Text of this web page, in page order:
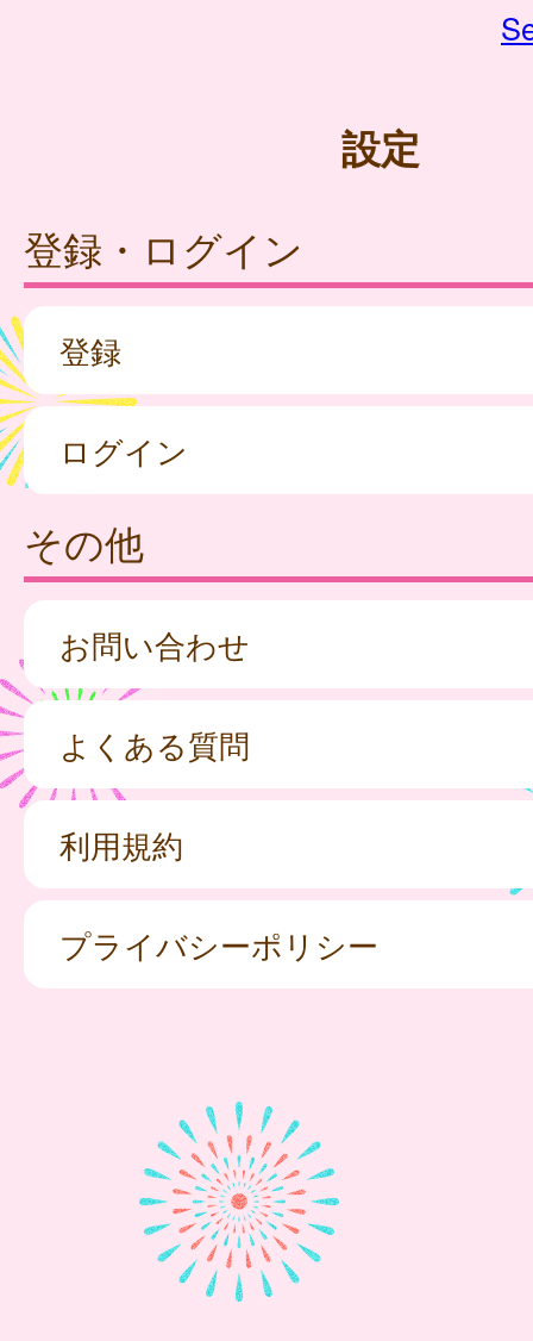
設定
登録・ログイン
登録
ログイン
その他
お問い合わせ
よくある質問
利用規約
プライバシーポリシー